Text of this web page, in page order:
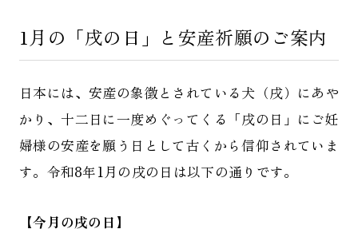
1月の「戌の日」と安産祈願のご案内
日本には、安産の象徴とされている犬（戌）にあや
かり、十二日に一度めぐってくる「戌の日」にご妊
婦様の安産を願う日として古くから信仰されていま
す。令和8年1月の戌の日は以下の通りです。
【今月の戌の日】